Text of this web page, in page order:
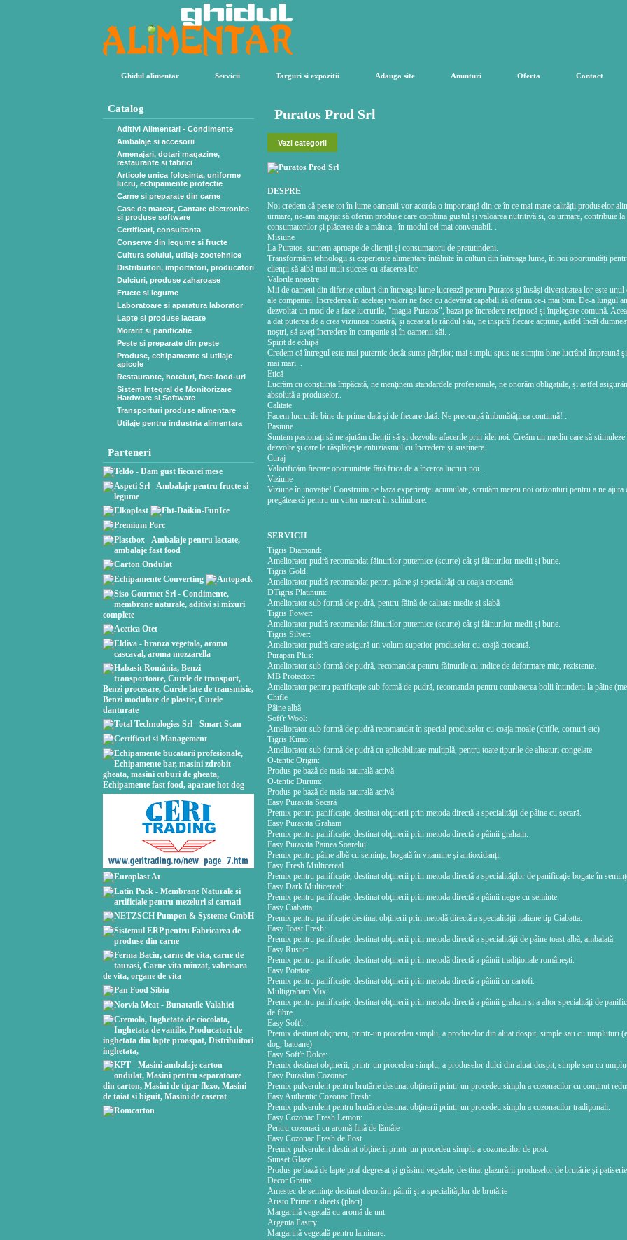
Ghidul alimentar Servicii Targuri si expozitii Adauga site Anunturi Oferta Contact
Catalog
Aditivi Alimentari - Condimente
Ambalaje si accesorii
Amenajari, dotari magazine,
restaurante si fabrici
Articole unica folosinta, uniforme
lucru, echipamente protectie
Carne si preparate din carne
Case de marcat, Cantare electronice
si produse software
Certificari, consultanta
Conserve din legume si fructe
Cultura solului, utilaje zootehnice
Distribuitori, importatori, producatori
Dulciuri, produse zaharoase
Fructe si legume
Laboratoare si aparatura laborator
Lapte si produse lactate
Morarit si panificatie
Peste si preparate din peste
Produse, echipamente si utilaje
apicole
Restaurante, hoteluri, fast-food-uri
Sistem Integral de Monitorizare
Hardware si Software
Transporturi produse alimentare
Utilaje pentru industria alimentara
Parteneri
Puratos Prod Srl
Vezi categorii
DESPRE
Noi credem că peste tot în lume oamenii vor acorda o importanță din ce în ce mai mare calității produselor
urmare, ne-am angajat să oferim produse care combina gustul și valoarea nutritivă și, ca urmare, contribuie la
consumatorilor și plăcerea de a mânca , în modul cel mai convenabil. .
Misiune
La Puratos, suntem aproape de clienții și consumatorii de pretutindeni.
Transformăm tehnologii și experiențe alimentare întâlnite în culturi din întreaga lume, în noi oportunități
clienții să aibă mai mult succes cu afacerea lor.
Valorile noastre
Mii de oameni din diferite culturi din întreaga lume lucrează pentru Puratos și însăși diversitatea lor este
ale companiei. Increderea în aceleași valori ne face cu adevărat capabili să oferim ce-i mai bun. De-a lungul
dezvoltat un mod de a face lucrurile, "magia Puratos", bazat pe încredere reciprocă și înțelegere comună.
a dat puterea de a crea viziunea noastră, și aceasta la rândul său, ne inspiră fiecare acțiune, astfel încât
noștri, să aveți încredere în companie și în oamenii săi. .
Spirit de echipă
Credem că întregul este mai puternic decât suma părţilor; mai simplu spus ne simțim bine lucrând împreună
mai mari. .
Etică
Lucrăm cu conştiinţa împăcată, ne menţinem standardele profesionale, ne onorăm obligaţiile, și astfel
absolută a produselor..
Calitate
Facem lucrurile bine de prima dată și de fiecare dată. Ne preocupă îmbunătățirea continuă! .
Pasiune
Suntem pasionați să ne ajutăm clienţii să-şi dezvolte afacerile prin idei noi. Creăm un mediu care să stimuleze
dezvolte şi care le răsplăteşte entuziasmul cu încredere şi susținere.
Curaj
Valorificăm fiecare oportunitate fără frica de a încerca lucruri noi. .
Viziune
Viziune în inovație! Construim pe baza experienţei acumulate, scrutăm mereu noi orizonturi pentru a ne ajuta
pregătească pentru un viitor mereu în schimbare.
.
SERVICII
Tigris Diamond:
Ameliorator pudră recomandat făinurilor puternice (scurte) cât și făinurilor medii și bune.
Tigris Gold:
Ameliorator pudră recomandat pentru pâine și specialități cu coaja crocantă.
DTigris Platinum:
Ameliorator sub formă de pudră, pentru făină de calitate medie și slabă
Tigris Power:
Ameliorator pudră recomandat făinurilor puternice (scurte) cât și făinurilor medii și bune.
Tigris Silver:
Ameliorator pudră care asigură un volum superior produselor cu coajă crocantă.
Purapan Plus:
Ameliorator sub formă de pudră, recomandat pentru făinurile cu indice de deformare mic, rezistente.
MB Protector:
Ameliorator pentru panificație sub formă de pudră, recomandat pentru combaterea bolii întinderii la pâine
Chifle
Pâine albă
Soft'r Wool:
Ameliorator sub formă de pudră recomandat în special produselor cu coaja moale (chifle, cornuri etc)
Tigris Kimo:
Ameliorator sub formă de pudră cu aplicabilitate multiplă, pentru toate tipurile de aluaturi congelate
O-tentic Origin:
Produs pe bază de maia naturală activă
O-tentic Durum:
Produs pe bază de maia naturală activă
Easy Puravita Secară
Premix pentru panificaţie, destinat obţinerii prin metoda directă a specialităţii de pâine cu secară.
Easy Puravita Graham
Premix pentru panificaţie, destinat obţinerii prin metoda directă a pâinii graham.
Easy Puravita Painea Soarelui
Premix pentru pâine albă cu semințe, bogată în vitamine și antioxidanți.
Easy Fresh Multicereal
Premix pentru panificaţie, destinat obţinerii prin metoda directă a specialităţilor de panificaţie bogate în
Easy Dark Multicereal:
Premix pentru panificaţie, destinat obţinerii prin metoda directă a pâinii negre cu seminte.
Easy Ciabatta:
Premix pentru panificație destinat obținerii prin metodă directă a specialității italiene tip Ciabatta.
Easy Toast Fresh:
Premix pentru panificaţie, destinat obţinerii prin metoda directă a specialităţii de pâine toast albă, ambalată.
Easy Rustic:
Premix pentru panificatie, destinat obținerii prin metodă directă a pâinii tradiționale românești.
Easy Potatoe:
Premix pentru panificaţie, destinat obţinerii prin metoda directă a pâinii cu cartofi.
Multigraham Mix:
Premix pentru panificaţie, destinat obţinerii prin metoda directă a pâinii graham și a altor specialități de
de fibre.
Easy Soft'r :
Premix destinat obţinerii, printr-un procedeu simplu, a produselor din aluat dospit, simple sau cu umpluturi
dog, batoane)
Easy Soft'r Dolce:
Premix destinat obţinerii, printr-un procedeu simplu, a produselor dulci din aluat dospit, simple sau cu
Easy Puraslim Cozonac:
Premix pulverulent pentru brutărie destinat obținerii printr-un procedeu simplu a cozonacilor cu conținut
Easy Authentic Cozonac Fresh:
Premix pulverulent pentru brutărie destinat obţinerii printr-un procedeu simplu a cozonacilor tradiţionali.
Easy Cozonac Fresh Lemon:
Pentru cozonaci cu aromă fină de lămâie
Easy Cozonac Fresh de Post
Premix pulverulent destinat obţinerii printr-un procedeu simplu a cozonacilor de post.
Sunset Glaze:
Produs pe bază de lapte praf degresat și grăsimi vegetale, destinat glazurării produselor de brutărie și
Decor Grains:
Amestec de seminţe destinat decorării pâinii şi a specialităţilor de brutărie
Aristo Primeur sheets (placi)
Margarină vegetală cu aromă de unt.
Argenta Pastry:
Margarină vegetală pentru laminare.